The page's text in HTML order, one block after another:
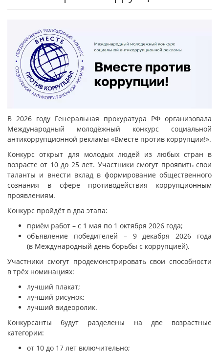
В 2026 году Генеральная прокуратура РФ организовала
Международный молодёжный конкурс социальной
антикоррупционной рекламы «Вместе против коррупции!».
Конкурс открыт для молодых людей из любых стран в
возрасте от 10 до 25 лет. Участники смогут проявить свои
таланты и внести вклад в формирование общественного
сознания в сфере противодействия коррупционным
проявлениям.
Конкурс пройдёт в два этапа:
приём работ – с 1 мая по 1 октября 2026 года;
объявление победителей – 9 декабря 2026 года
(в Международный день борьбы с коррупцией).
Участники смогут продемонстрировать свои способности
в трёх номинациях:
лучший плакат;
лучший рисунок;
лучший видеоролик.
Конкурсанты будут разделены на две возрастные
категории:
от 10 до 17 лет включительно;